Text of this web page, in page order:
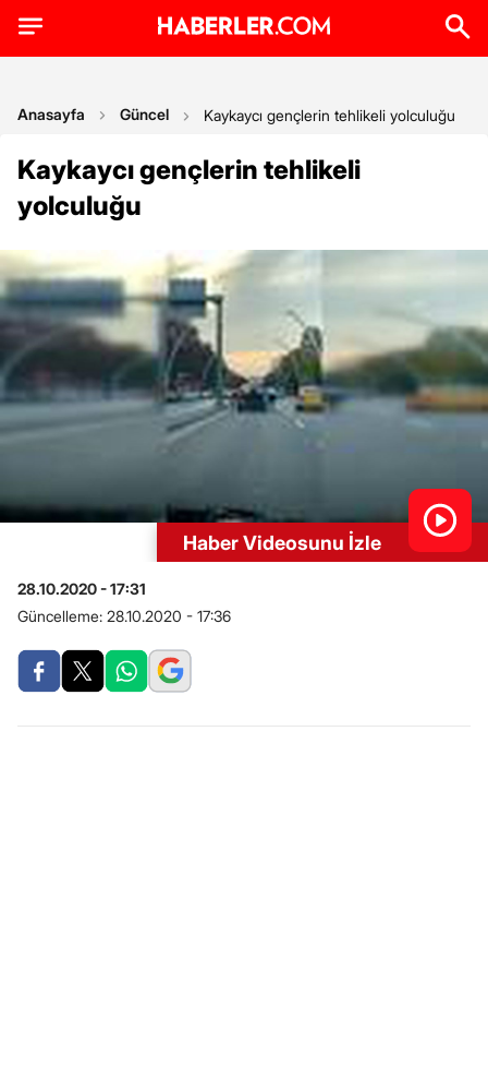
Anasayfa Güncel Kaykaycı gençlerin tehlikeli yolculuğu
Kaykaycı gençlerin tehlikeli
yolculuğu
Haber Videosunu İzle
28.10.2020 - 17:31
Güncelleme: 28.10.2020 - 17:36